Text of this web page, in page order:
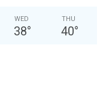
WED
38°
THU
40°